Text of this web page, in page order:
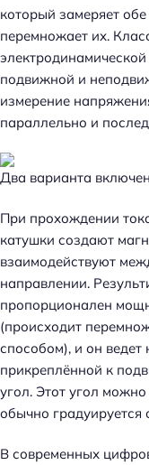
который замеряет
перемножает их.
подвижной и
измерение
параллельно и
Два варианта
При прохождении
катушки создают
взаимодействуют
направлении.
пропорционален
(происходит
способом), и он ведет
прикреплённой к
угол. Этот угол
обычно
В современных
й